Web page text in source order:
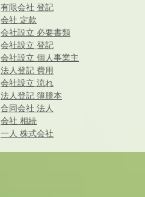
有限会社 登記
会社 定款
会社設立 必要書類
会社設立 登記
会社設立 個人事業主
法人登記 費用
会社設立 流れ
法人登記 簿謄本
合同会社 法人
会社 相続
一人 株式会社